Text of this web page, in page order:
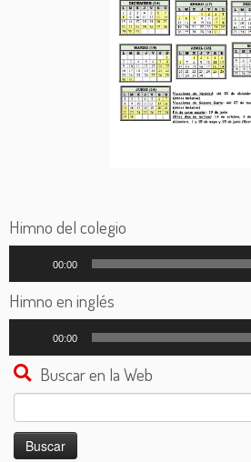
Himno del colegio
audio
00:00
Himno en inglés
audio
00:00
Buscar en la Web